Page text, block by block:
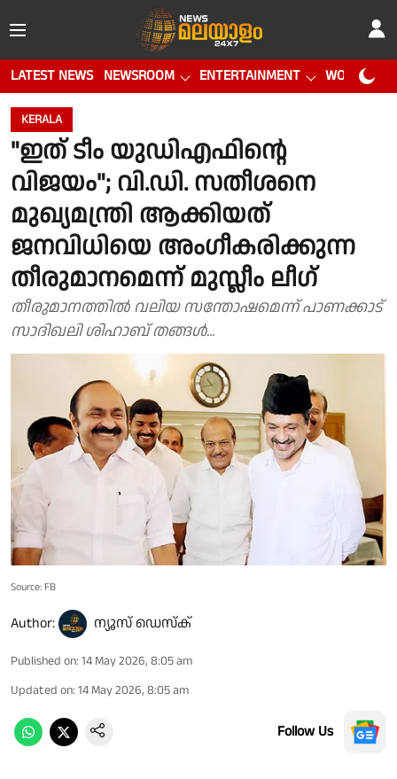
LATEST NEWS NEWSROOM ENTERTAINMENT WORLD CUP
KERALA
"ഇത് ടീം യുഡിഎഫിൻ്റെ
വിജയം"; വി.ഡി. സതീശനെ
മുഖ്യമന്ത്രി ആക്കിയത്
ജനവിധിയെ അംഗീകരിക്കുന്ന
തീരുമാനമെന്ന് മുസ്ലീം ലീഗ്
തീരുമാനത്തിൽ വലിയ സന്തോഷമെന്ന് പാണക്കാട്
സാദിഖലി ശിഹാബ് തങ്ങൾ...
Source: FB
Author: ന്യൂസ് ഡെസ്ക്
Published on: 14 May 2026, 8:05 am
Updated on: 14 May 2026, 8:05 am
Follow Us